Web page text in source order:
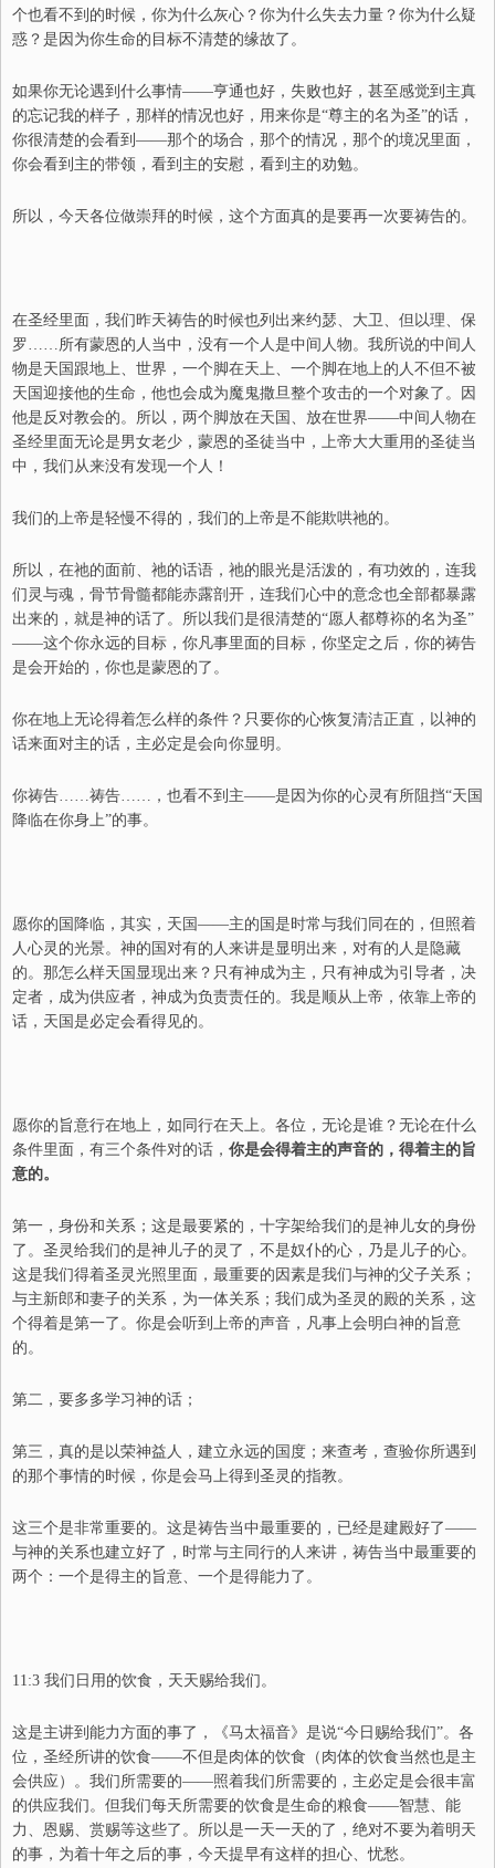
个也看不到的时候，你为什么灰心？你为什么失去力量？你为什么疑
惑？是因为你生命的目标不清楚的缘故了。
如果你无论遇到什么事情——亨通也好，失败也好，甚至感觉到主真
的忘记我的样子，那样的情况也好，用来你是“尊主的名为圣”的话，
你很清楚的会看到——那个的场合，那个的情况，那个的境况里面，
你会看到主的带领，看到主的安慰，看到主的劝勉。
所以，今天各位做崇拜的时候，这个方面真的是要再一次要祷告的。
在圣经里面，我们昨天祷告的时候也列出来约瑟、大卫、但以理、保
罗……所有蒙恩的人当中，没有一个人是中间人物。我所说的中间人
物是天国跟地上、世界，一个脚在天上、一个脚在地上的人不但不被
天国迎接他的生命，他也会成为魔鬼撒旦整个攻击的一个对象了。因
他是反对教会的。所以，两个脚放在天国、放在世界——中间人物在
圣经里面无论是男女老少，蒙恩的圣徒当中，上帝大大重用的圣徒当
中，我们从来没有发现一个人！
我们的上帝是轻慢不得的，我们的上帝是不能欺哄祂的。
所以，在祂的面前、祂的话语，祂的眼光是活泼的，有功效的，连我
们灵与魂，骨节骨髓都能赤露剖开，连我们心中的意念也全部都暴露
出来的，就是神的话了。所以我们是很清楚的“愿人都尊袮的名为圣”
——这个你永远的目标，你凡事里面的目标，你坚定之后，你的祷告
是会开始的，你也是蒙恩的了。
你在地上无论得着怎么样的条件？只要你的心恢复清洁正直，以神的
话来面对主的话，主必定是会向你显明。
你祷告……祷告……，也看不到主——是因为你的心灵有所阻挡“天国
降临在你身上”的事。
愿你的国降临， 其实，天国——主的国是时常与我们同在的，但照着
人心灵的光景。神的国对有的人来讲是显明出来，对有的人是隐藏
的。那怎么样天国显现出来？只有神成为主，只有神成为引导者，决
定者，成为供应者，神成为负责责任的。我是顺从上帝，依靠上帝的
话，天国是必定会看得见的。
愿你的旨意行在地上，如同行在天上。 各位，无论是谁？无论在什么
条件里面，有三个条件对的话， 你是会得着主的声音的，得着主的旨
意的。
第一，身份和关系；这是最要紧的，十字架给我们的是神儿女的身份
了。圣灵给我们的是神儿子的灵了，不是奴仆的心，乃是儿子的心。
这是我们得着圣灵光照里面，最重要的因素是我们与神的父子关系；
与主新郎和妻子的关系，为一体关系；我们成为圣灵的殿的关系，这
个得着是第一了。你是会听到上帝的声音，凡事上会明白神的旨意
的。
第二，要多多学习神的话；
第三，真的是以荣神益人，建立永远的国度；来查考，查验你所遇到
的那个事情的时候，你是会马上得到圣灵的指教。
这三个是非常重要的。这是祷告当中最重要的，已经是建殿好了——
与神的关系也建立好了，时常与主同行的人来讲，祷告当中最重要的
两个：一个是得主的旨意、一个是得能力了。
11:3 我们日用的饮食，天天赐给我们。
这是主讲到能力方面的事了，《马太福音》是说“今日赐给我们”。各
位，圣经所讲的饮食——不但是肉体的饮食（肉体的饮食当然也是主
会供应）。我们所需要的——照着我们所需要的，主必定是会很丰富
的供应我们。但我们每天所需要的饮食是生命的粮食——智慧、能
力、恩赐、赏赐等这些了。所以是一天一天的了，绝对不要为着明天
的事，为着十年之后的事，今天提早有这样的担心、忧愁。